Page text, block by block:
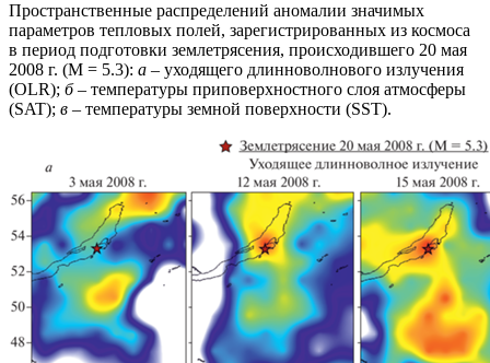
Пространственные распределений аномалии значимых
параметров тепловых полей, зарегистрированных из космоса
в период подготовки землетрясения, происходившего 20 мая
2008 г. (М = 5.3): а – уходящего длинноволнового излучения
(OLR); б– температуры приповерхностного слоя атмосферы
(SAT); в – температуры земной поверхности (SST).